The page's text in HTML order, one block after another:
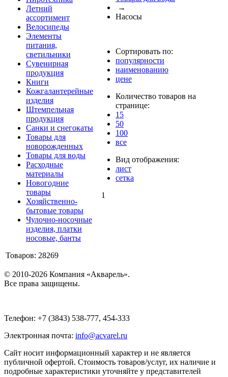
Летний
ассортимент
Велосипеды
Элементы
питания,
светильники
Сувенирная
продукция
Книги
Кожгалантерейные
изделия
Штемпельная
продукция
Санки и снегокаты
Товары для
новорожденных
Товары для воды
Расходные
материалы
Новогодние
товары
Хозяйственно-
бытовые товары
Чулочно-носочные
изделия, платки
носовые, банты
Товаров: 28269
→
Насосы
Сортировать по:
популярности
наименованию
цене
Количество товаров на
странице:
15
50
100
все
Вид отображения:
лист
сетка
1
© 2010-2026 Компания «Акварель».
Все права защищены.
Телефон: +7 (3843) 538-777, 454-333
Электронная почта: info@acvarel.ru
Сайт носит информационный характер и не является
публичной офертой. Стоимость товаров/услуг, их наличие и
подробные характеристики уточняйте у представителей